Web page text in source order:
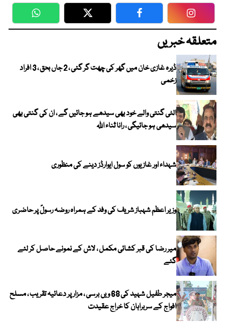
WhatsApp Twitter Facebook
متعلقہ خبریں
ڈیرہ غازی خان میں گھر کی چھت گر گئی ، 2 جاں بحق ، 3 افراد
زخمی
الٹی گنتی والے خود بھی سیدھے ہو جائیں گے ، ان کی گنتی بھی
سیدھی ہو جائیگی ، رانا ثناء اللہ
شہداء اور غازیوں کو سول ایوارڈز دینے کی منظوری
وزیر اعظم شہباز شریف کی وفد کے ہمراہ روضہ رسولؐ پر حاضری
میر رضا کی قبر کشائی مکمل ، لاش کے نمونے حاصل کر لئے
گئے
میجر طفیل شہید کی 68 ویں برسی ، مزار پر دعائیہ تقریب ، مسلح
افواج کے سربراہان کا خراج عقیدت